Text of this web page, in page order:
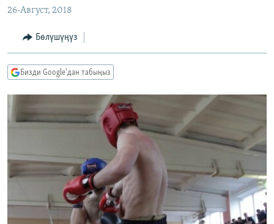
ЭКОНОМИКА
МАДАНИЯТ
БОРБОР АЗИЯ
АТАЙЫН ИЛИКТӨӨ
ТВ ПРОГРАММАЛАР
ЭКСПЕРТТЕР ТАЛДАЙТ
БИЗ ЖАНА ДҮЙНӨ
АЗАТТЫК+
ЫҢГАЙСЫЗ СУРООЛОР
ӨЗГӨЧӨ ПИКИР
Русский
26-Август, 2018
Бөлүшүңүз
Бизди Google'дан табыңыз